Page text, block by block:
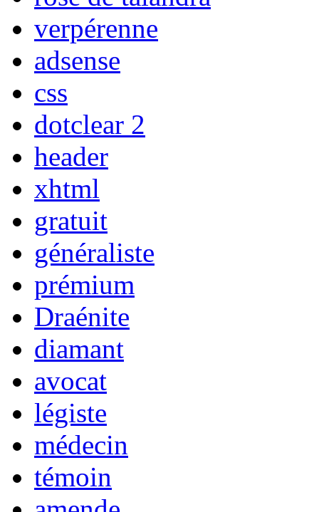
verpérenne
adsense
css
dotclear 2
header
xhtml
gratuit
généraliste
prémium
Draénite
diamant
avocat
légiste
médecin
témoin